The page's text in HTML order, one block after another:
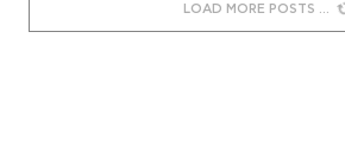
LOAD MORE POSTS